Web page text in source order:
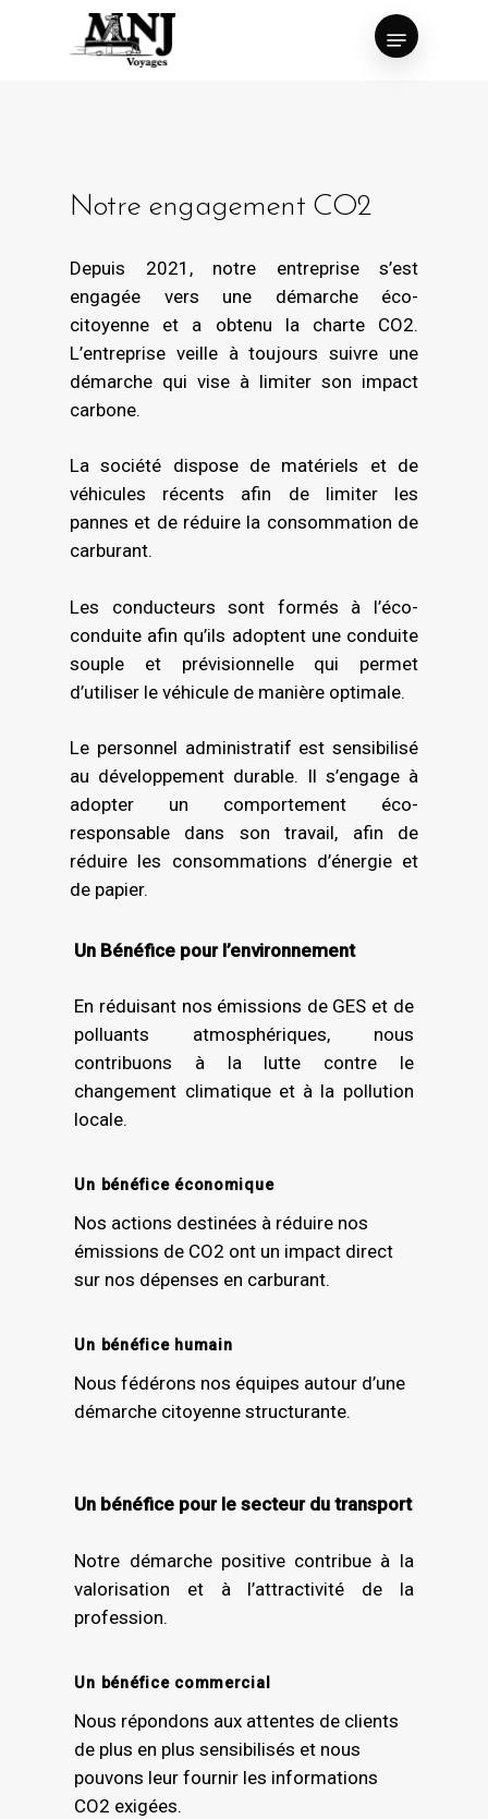
Menu
Notre engagement CO2
Depuis 2021, notre entreprise s’est
engagée vers une démarche éco-
citoyenne et a obtenu la charte CO2.
L’entreprise veille à toujours suivre une
démarche qui vise à limiter son impact
carbone.
La société dispose de matériels et de
véhicules récents afin de limiter les
pannes et de réduire la consommation de
carburant.
Les conducteurs sont formés à l’éco-
conduite afin qu’ils adoptent une conduite
souple et prévisionnelle qui permet
d’utiliser le véhicule de manière optimale.
Le personnel administratif est sensibilisé
au développement durable. Il s’engage à
adopter un comportement éco-
responsable dans son travail, afin de
réduire les consommations d’énergie et
de papier.
Un Bénéfice pour l’environnement
En réduisant nos émissions de GES et de
polluants atmosphériques, nous
contribuons à la lutte contre le
changement climatique et à la pollution
locale.
Un bénéfice économique
Nos actions destinées à réduire nos
émissions de CO2 ont un impact direct
sur nos dépenses en carburant.
Un bénéfice humain
Nous fédérons nos équipes autour d’une
démarche citoyenne structurante.
Un bénéfice pour le secteur du transport
Notre démarche positive contribue à la
valorisation et à l’attractivité de la
profession.
Un bénéfice commercial
Nous répondons aux attentes de clients
de plus en plus sensibilisés et nous
pouvons leur fournir les informations
CO2 exigées.